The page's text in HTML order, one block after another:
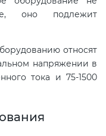
оно подлежит
относят
напряжении в
тока и 75-1500